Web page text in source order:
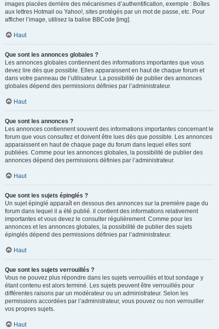
images placées derrière des mécanismes d’authentification, exemple : Boîtes
aux lettres Hotmail ou Yahoo!, sites protégés par un mot de passe, etc. Pour
afficher l’image, utilisez la balise BBCode [img].
Haut
Que sont les annonces globales ?
Les annonces globales contiennent des informations importantes que vous
devez lire dès que possible. Elles apparaissent en haut de chaque forum et
dans votre panneau de l’utilisateur. La possibilité de publier des annonces
globales dépend des permissions définies par l’administrateur.
Haut
Que sont les annonces ?
Les annonces contiennent souvent des informations importantes concernant le
forum que vous consultez et doivent être lues dès que possible. Les annonces
apparaissent en haut de chaque page du forum dans lequel elles sont
publiées. Comme pour les annonces globales, la possibilité de publier des
annonces dépend des permissions définies par l’administrateur.
Haut
Que sont les sujets épinglés ?
Un sujet épinglé apparaît en dessous des annonces sur la première page du
forum dans lequel il a été publié. il contient des informations relativement
importantes et vous devez le consulter régulièrement. Comme pour les
annonces et les annonces globales, la possibilité de publier des sujets
épinglés dépend des permissions définies par l’administrateur.
Haut
Que sont les sujets verrouillés ?
Vous ne pouvez plus répondre dans les sujets verrouillés et tout sondage y
étant contenu est alors terminé. Les sujets peuvent être verrouillés pour
différentes raisons par un modérateur ou un administrateur. Selon les
permissions accordées par l’administrateur, vous pouvez ou non verrouiller
vos propres sujets.
Haut